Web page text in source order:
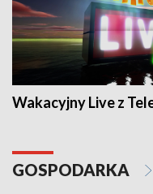
Wakacyjny Live z
GOSPODARKA